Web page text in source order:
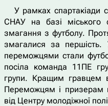
У рамках спартакіади
СНАУ на базі міського
змагання з футболу.
змагалися за першість.
переможцями стали
посіла команда 11ПЕ
групи. Кращим гравцем
Переможцям і призерам
від Центру молодіжної